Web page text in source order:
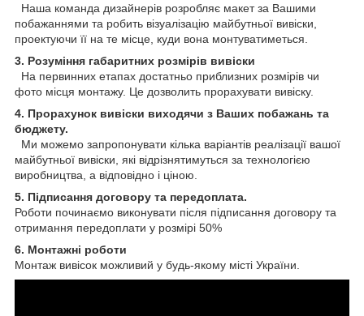
Наша команда дизайнерів розробляє макет за Вашими
побажаннями та робить візуалізацію майбутньої вивіски,
проектуючи її на те місце, куди вона монтуватиметься.
3. Розуміння габаритних розмірів вивіски
На первинних етапах достатньо приблизних розмірів чи
фото місця монтажу. Це дозволить прорахувати вивіску.
4. Прорахунок вивіски виходячи з Ваших побажань та
бюджету.
Ми можемо запропонувати кілька варіантів реалізації вашої
майбутньої вивіски, які відрізнятимуться за технологією
виробництва, а відповідно і ціною.
5. Підписання договору та передоплата.
Роботи починаємо виконувати після підписання договору та
отримання передоплати у розмірі 50%
6. Монтажні роботи
Монтаж вивісок можливий у будь-якому місті України.